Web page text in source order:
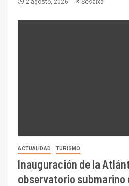
ACTUALIDAD TURISMO
Inauguración de la
observatorio submarino